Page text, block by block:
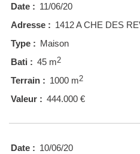
Date : 11/06/20
Adresse : 1412 A CHE DES
Type : Maison
Bati : 45 m2
Terrain : 1000 m2
Valeur : 444.000 €
Date : 10/06/20